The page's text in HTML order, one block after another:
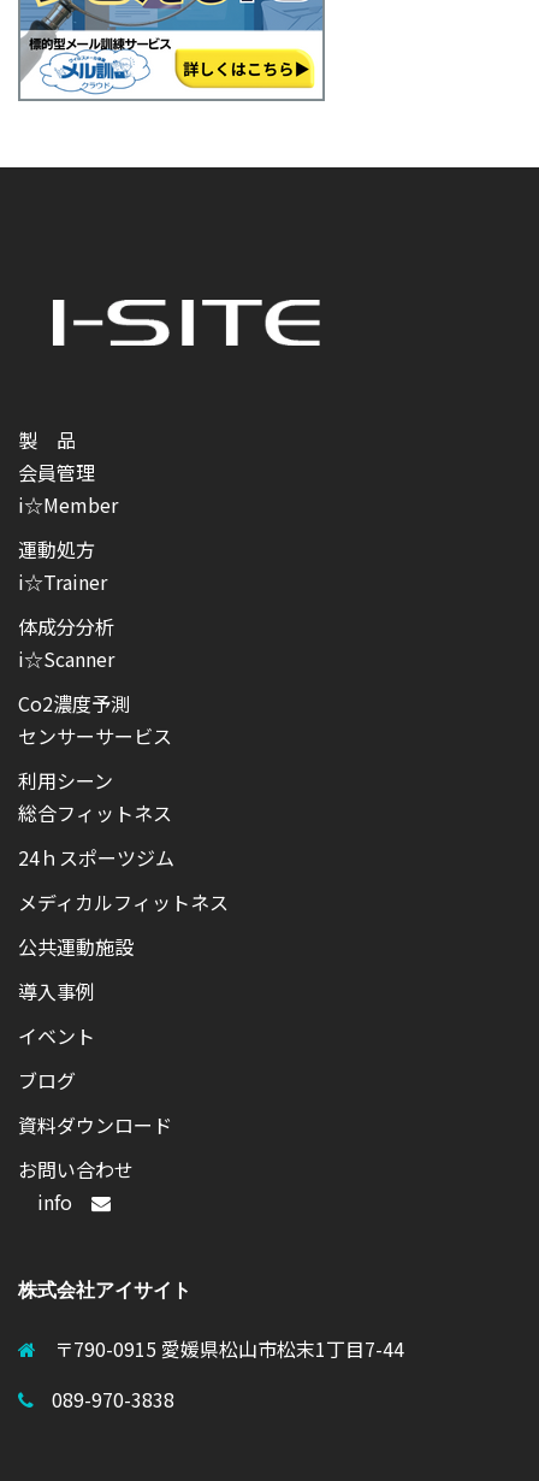
製 品
会員管理
i☆Member
運動処方
i☆Trainer
体成分分析
i☆Scanner
Co2濃度予測
センサーサービス
利用シーン
総合フィットネス
24ｈスポーツジム
メディカルフィットネス
公共運動施設
導入事例
イベント
ブログ
資料ダウンロード
お問い合わせ
info
株式会社アイサイト
〒790-0915 愛媛県松山市松末1丁目7-44
089-970-3838